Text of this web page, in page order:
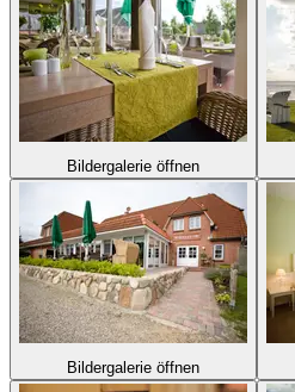
Bildergalerie öffnen
Bildergalerie öffnen